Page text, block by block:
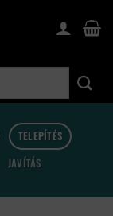
TELEPÍTÉS
JAVÍTÁS